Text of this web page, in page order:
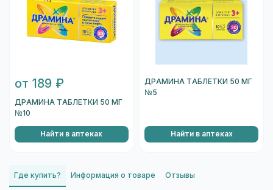
от 189 ₽
ДРАМИНА ТАБЛЕТКИ 50 МГ
№10
Найти в аптеках
ДРАМИНА ТАБЛЕТКИ 50 МГ
№5
Найти в аптеках
Где купить? Информация о товаре Отзывы